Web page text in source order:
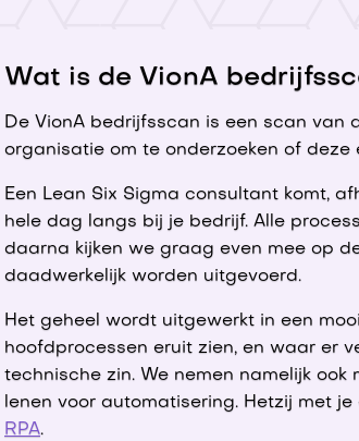
Wat is de VionA
De VionA bedrijfsscan is een scan van
organisatie om te onderzoeken of deze
Een Lean Six Sigma consultant komt,
hele dag langs bij je bedrijf. Alle
daarna kijken we graag even mee op
daadwerkelijk worden uitgevoerd.
Het geheel wordt uitgewerkt in een
hoofdprocessen eruit zien, en waar er
technische zin. We nemen namelijk
lenen voor automatisering. Hetzij met
RPA.